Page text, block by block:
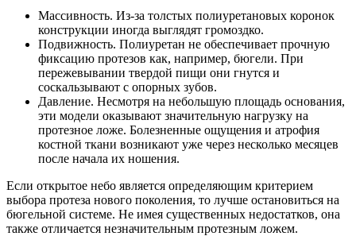
Массивность. Из-за толстых полиуретановых коронок
конструкции иногда выглядят громоздко.
Подвижность. Полиуретан не обеспечивает прочную
фиксацию протезов как, например, бюгели. При
пережевывании твердой пищи они гнутся и
соскальзывают с опорных зубов.
Давление. Несмотря на небольшую площадь основания,
эти модели оказывают значительную нагрузку на
протезное ложе. Болезненные ощущения и атрофия
костной ткани возникают уже через несколько месяцев
после начала их ношения.
Если открытое небо является определяющим критерием
выбора протеза нового поколения, то лучше остановиться на
бюгельной системе. Не имея существенных недостатков, она
также отличается незначительным протезным ложем.